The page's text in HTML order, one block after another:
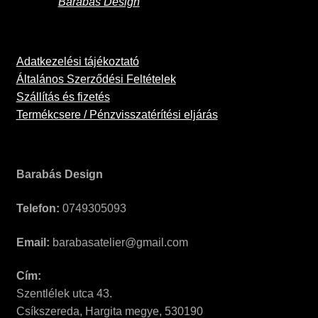
Adatkezelési tájékoztató
Általános Szerződési Feltételek
Szállítás és fizetés
Termékcsere / Pénzvisszatérítési eljárás
Barabás Design
Telefon: 0749305093
Email: barabasatelier@gmail.com
Cím:
Szentlélek utca 43.
Csíkszereda, Hargita megye, 530190